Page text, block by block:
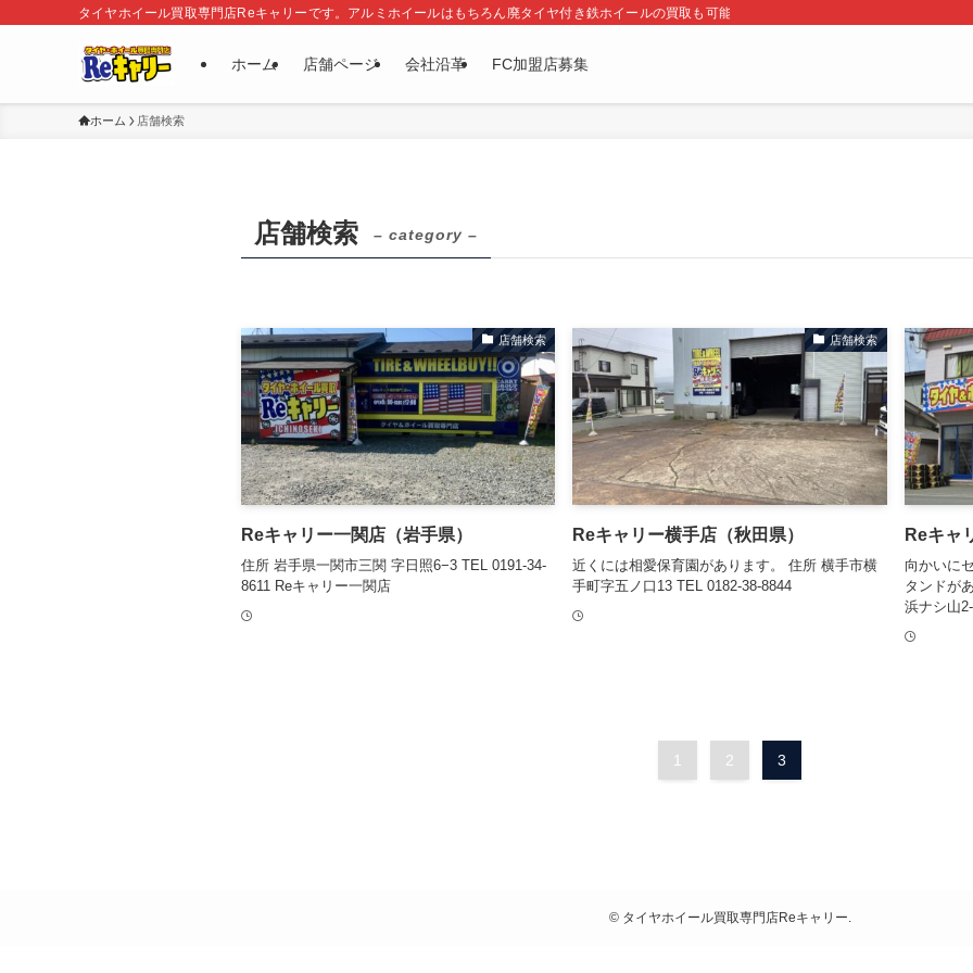
タイヤホイール買取専門店Reキャリーです。アルミホイールはもちろん廃タイヤ付き鉄ホイールの買取も可能です。
ホーム 店舗ページ 会社沿革 FC加盟店募集
ホーム 店舗検索
店舗検索 – category –
店舗検索
Reキャリー一関店（岩手県）
住所 岩手県一関市三関 字日照6−3 TEL 0191-34-
8611 Reキャリー一関店
店舗検索
Reキャリー横手店（秋田県）
近くには相愛保育園があります。 住所 横手市横
手町字五ノ口13 TEL 0182-38-8844
Reキャ
向かいに
タンドが
浜ナシ山
1 2 3
©タイヤホイール買取専門店Reキャリー.